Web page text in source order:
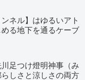
ネル】はゆるいアト
る地下を通るケーブ
足つけ燈明神事（み
しさと涼しさの両方